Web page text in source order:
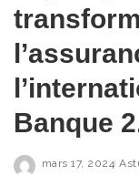
Banque
mars 17, 2024